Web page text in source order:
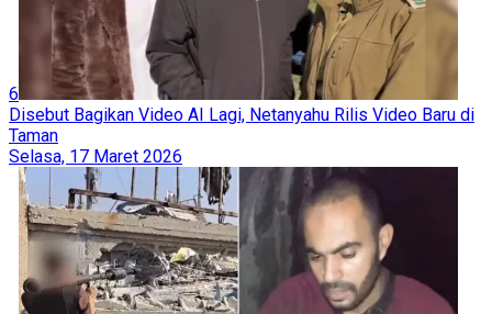
6
Disebut Bagikan Video AI Lagi, Netanyahu Rilis Video Baru di
Taman
Selasa, 17 Maret 2026